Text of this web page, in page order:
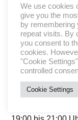
Gemeinsam mit
eröffnen wir die
zeigen neue
Nico Sawatzki,
Christian KERA
Vernissage
We use cookies
give you the
by remembering
repeat visits. By
you consent to
cookies.
"Cookie
controlled
Cookie Settings